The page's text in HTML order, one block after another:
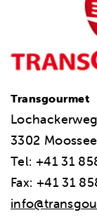
Transgourmet
3302
Tel: +41 31
Fax: +41 31